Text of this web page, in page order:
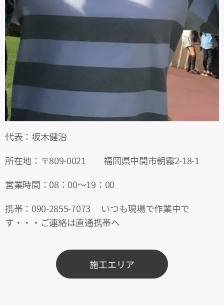
代表：坂木健治
所在地：〒809-0021 福岡県中間市朝霧2-18-1
営業時間：08：00～19：00
携帯：090-2855-7073 いつも現場で作業中で
す・・・ご連絡は直通携帯へ
施工エリア